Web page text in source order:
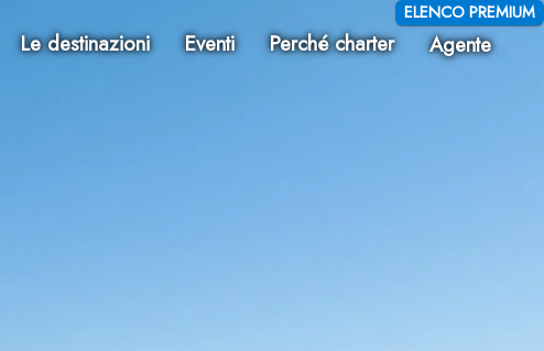
Le destinazioni Eventi Perché charter Agente
ELENCO PREMIUM